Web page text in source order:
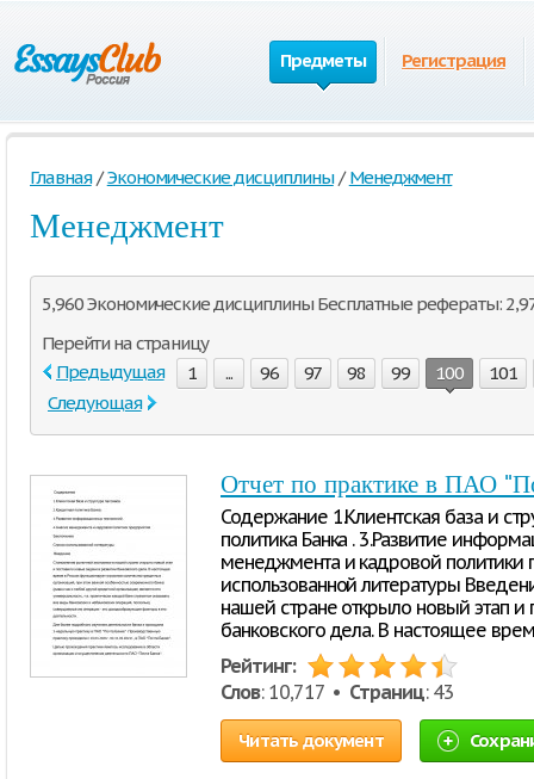
Предметы Регистрация
Главная / Экономические дисциплины / Менеджмент
Менеджмент
5,960 Экономические дисциплины Бесплатные рефераты:
Перейти на страницу
Предыдущая
1 ... 96 97 98 99 100
101
Следующая
Отчет по практике в ПАО
Содержание 1.Клиентская база и
политика Банка . 3.Развитие
менеджмента и кадровой политики
использованной литературы
нашей стране открыло новый этап и
банковского дела. В настоящее
Рейтинг:
Слов: 10,717 • Страниц: 43
Читать документ